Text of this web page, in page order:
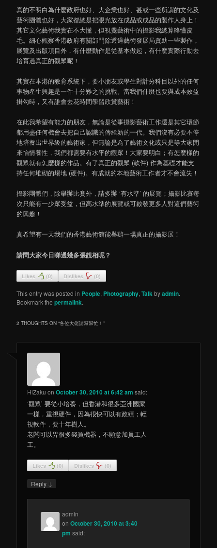
真的不明白為什麼政府也好、大企業也好、甚或一些所謂的文化及
藝術團體也好，大家都總是把眼光放在成品或成品的製作人身上！
其它文化藝術我實在不大懂，但視覺藝術中的攝影我總算略懂皮
毛。細心觀察香港政府有關部門除透過藝術發展局資助一些製作，
展覽及出版項目外，有什麼動作是從基本做起，有什麼實際行動去
培育過真正的觀眾呢！
其實在本港的教育系統下，要小朋友或學生對計分科目以外的任何
事物產生興趣是一件十分難之的挑戰。當我們什麼也要與成本效益
掛勾時，又有誰會去花時間學習欣賞藝術！
在此我希望有能力的朋友，無論是從事攝影藝術工作還是其它環節
都用盡任何機會去把自己認識的傳給新的一代。我們沒有必要不停
地培養出世界級的藝術家，但無論是為了藝術文化或只是等大家閒
來怡情養性，我們都需要有水平的觀眾！大家要明白；有怎麼樣的
觀眾就有怎麼樣的作品。有了真正的觀眾 (軟件) 作為基礎才能支
持任何堆砌的場地 (硬件)。有成就的本地藝術工作者才不會流失！
攝影團體們，除舉辦比賽外，請多辦 ‘有水準’ 的展覽；攝影比賽每
次只能有一少眾受益，但高水準的展覽或可啟發更多人對這們藝術
的興趣！
真希望有一天我們的香港藝術館能舉辦一場真正的攝影展！
請問大家今日睇過幾多張靚相呢？
Likes (0) Dislikes (0)
This entry was posted in People, Photography,Talkbyadmin.
Bookmark thepermalink.
2 THOUGHTS ON “各位大佬請幫幫忙！”
HiZaku onOctober 30, 2010 at 6:42 am said:
‘觀眾’ 要從小培養，但香港和很多亞洲國家
一樣，重視硬件，因為很快可以有政績；輕
視軟件，要十年樹人。
老闆可以畀很多錢買機器，不願意加員工人
工。
Likes (0) Dislikes (0)
Reply ↓
admin
onOctober 30, 2010 at 3:40
pm said: